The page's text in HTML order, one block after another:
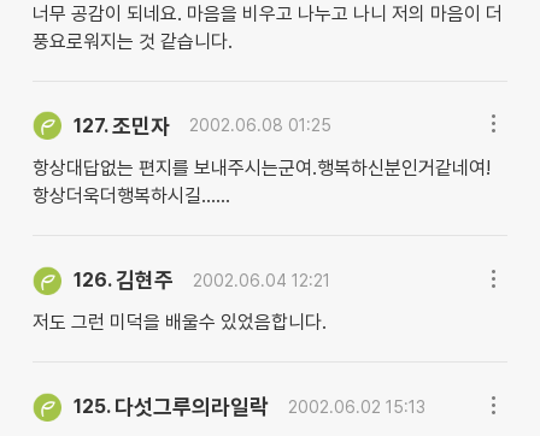
너무 공감이 되네요. 마음을 비우고 나누고 나니 저의 마음이 더
풍요로워지는 것 같습니다.
127.조민자 2002.06.08 01:25
항상대답없는 편지를 보내주시는군여.행복하신분인거같네여!
항상더욱더행복하시길......
126.김현주 2002.06.04 12:21
저도 그런 미덕을 배울수 있었음합니다.
125. 다섯그루의라일락 2002.06.02 15:13